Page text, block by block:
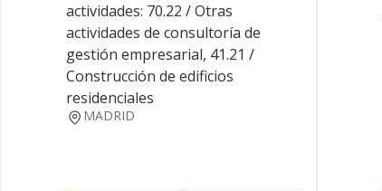
actividades: 70.22 / Otras
actividades de consultoría de
gestión empresarial, 41.21 /
Construcción de edificios
residenciales
MADRID